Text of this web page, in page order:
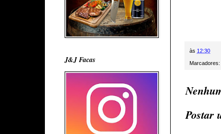
às 12:30
Marcadores:
Postar
J&J Facas